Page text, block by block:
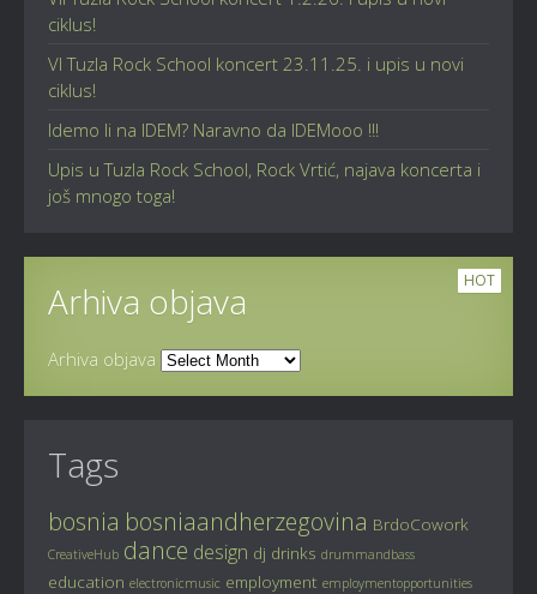
ciklus!
VI Tuzla Rock School koncert 23.11.25. i upis u novi
ciklus!
Idemo li na IDEM? Naravno da IDEMooo !!!
Upis u Tuzla Rock School, Rock Vrtić, najava koncerta i
još mnogo toga!
HOT
Arhiva objava
Arhiva objava
Tags
bosnia bosniaandherzegovina BrdoCowork
CreativeHub dance design dj drinks drummandbass
education electronicmusic employment employmentopportunities